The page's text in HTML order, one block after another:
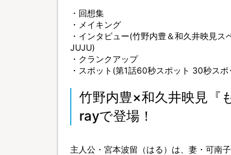
・回想集
・メイキング
・インタビュー(竹野内豊＆和久井映見
JUJU)
・クランクアップ
・スポット(第1話60秒スポット 30秒スポ
竹野内豊×和久井映見『
rayで登場！
主人公・宮本波留（はる）は、妻・可南